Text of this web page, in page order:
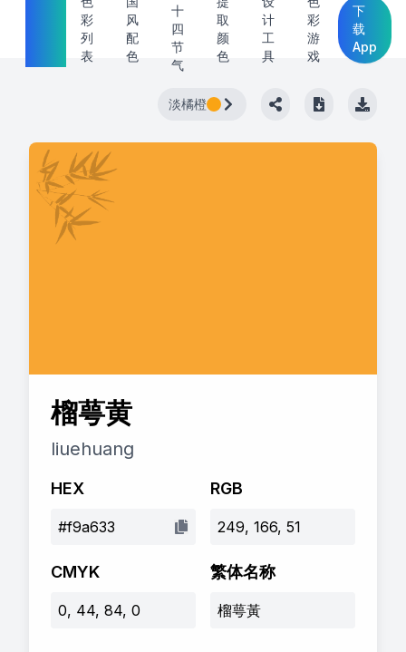
彩
列
表
风
配
色
十
四
节
气
取
颜
色
计
工
具
彩
游
戏
下
载
App
淡橘橙
榴萼黄
liuehuang
HEX
#f9a633
RGB
249, 166, 51
CMYK
0, 44, 84, 0
繁体名称
榴萼黃